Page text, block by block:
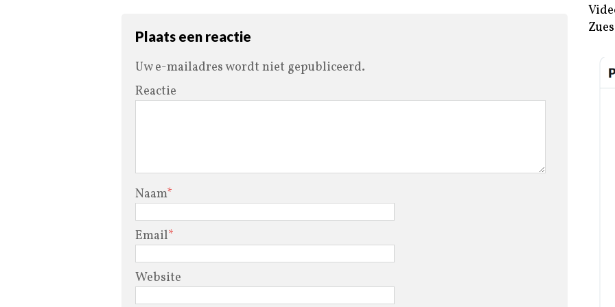
Plaats een reactie
Uw e-mailadres wordt niet gepubliceerd.
Reactie
Naam*
Email*
Website